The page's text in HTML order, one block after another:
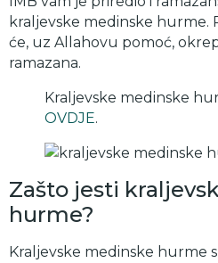
kraljevske medinske hurme.
će, uz Allahovu pomoć,
ramazana.
Kraljevske medinske
OVDJE.
Zašto jesti
hurme?
Kraljevske medinske hurme